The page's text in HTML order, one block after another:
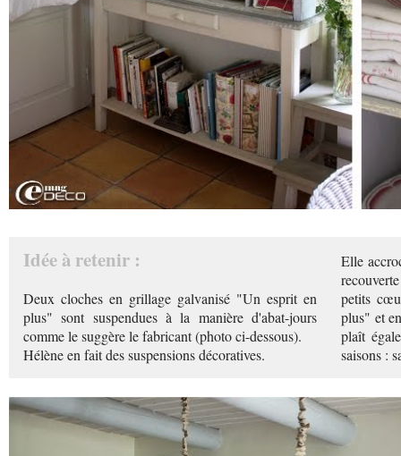
Idée à retenir :
Deux cloches en grillage galvanisé "Un esprit en
plus" sont suspendues à la manière d'abat-jours
comme le suggère le fabricant (photo ci-dessous).
Hélène en fait des suspensions décoratives.
Elle
petits
plus" et
plaît
saisons :